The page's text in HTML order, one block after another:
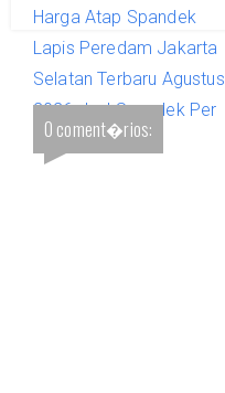
Harga Atap Spandek
Lapis Peredam Jakarta
Selatan Terbaru Agustus
2026 Jual Spandek Per
Lembar Terbaik
0 coment�rios: